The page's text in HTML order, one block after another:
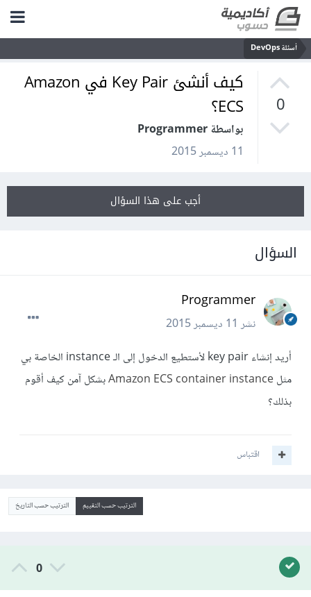
أسئلة DevOps
0
كيف أنشئ Key Pair في Amazon
ECS؟
بواسطة Programmer
11 ديسمبر 2015
أجب على هذا السؤال
السؤال
Programmer
نشر11 ديسمبر 2015
أريد إنشاء key pair لأستطيع الدخول إلى الـ instance الخاصة بي
مثل Amazon ECS container instance بشكل آمن كيف أقوم
بذلك؟
اقتباس
الترتيب حسب التقييم الترتيب حسب التاريخ
0